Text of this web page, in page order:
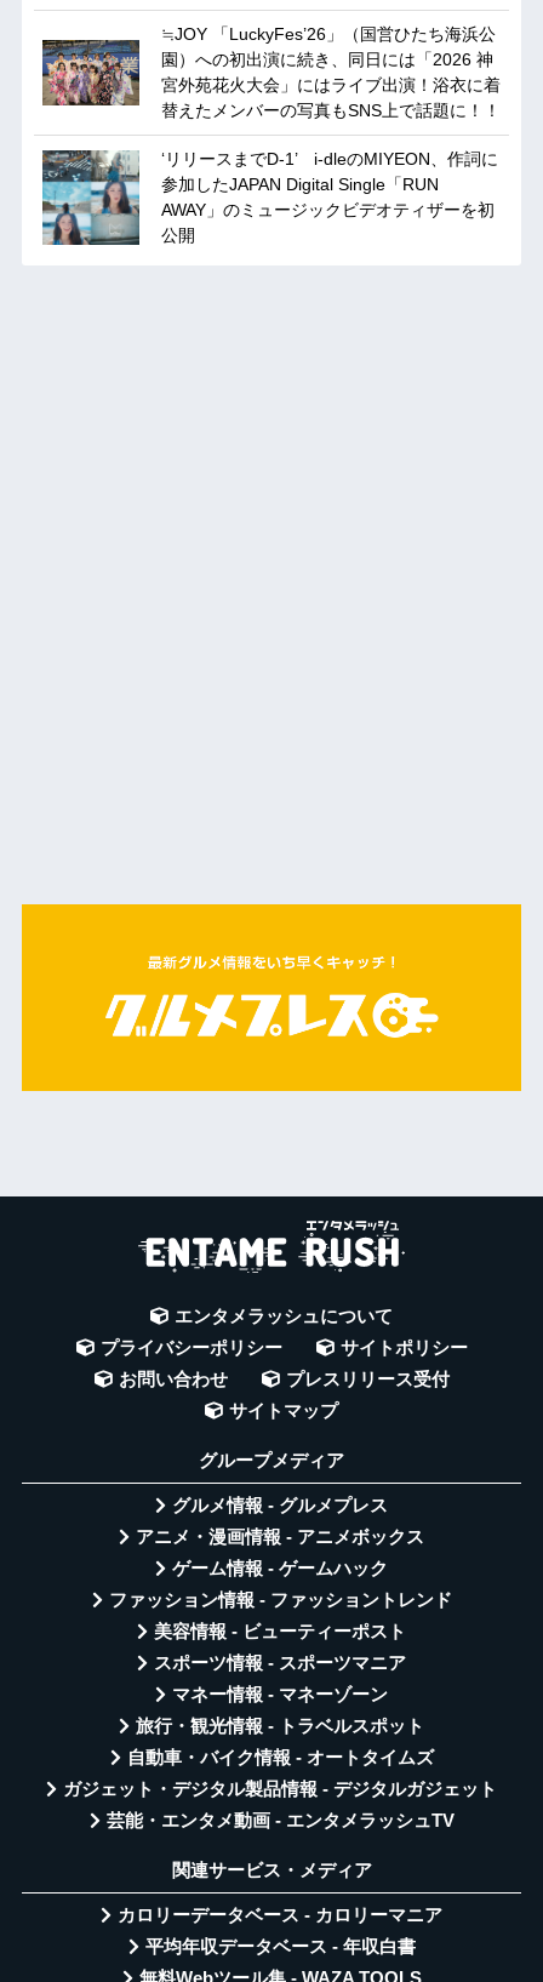
≒JOY 「LuckyFes’26」（国営ひたち海浜公
園）への初出演に続き、同日には「2026 神
宮外苑花火大会」にはライブ出演！浴衣に着
替えたメンバーの写真もSNS上で話題に！！
‘リリースまでD-1’ i-dleのMIYEON、作詞に
参加したJAPAN Digital Single「RUN
AWAY」のミュージックビデオティザーを初
公開
エンタメラッシュについて
プライバシーポリシー
サイトポリシー
お問い合わせ
プレスリリース受付
サイトマップ
グループメディア
グルメ情報 - グルメプレス
アニメ・漫画情報 - アニメボックス
ゲーム情報 - ゲームハック
ファッション情報 - ファッショントレンド
美容情報 - ビューティーポスト
スポーツ情報 - スポーツマニア
マネー情報 - マネーゾーン
旅行・観光情報 - トラベルスポット
自動車・バイク情報 - オートタイムズ
ガジェット・デジタル製品情報 - デジタルガジェット
芸能・エンタメ動画 - エンタメラッシュTV
関連サービス・メディア
カロリーデータベース - カロリーマニア
平均年収データベース - 年収白書